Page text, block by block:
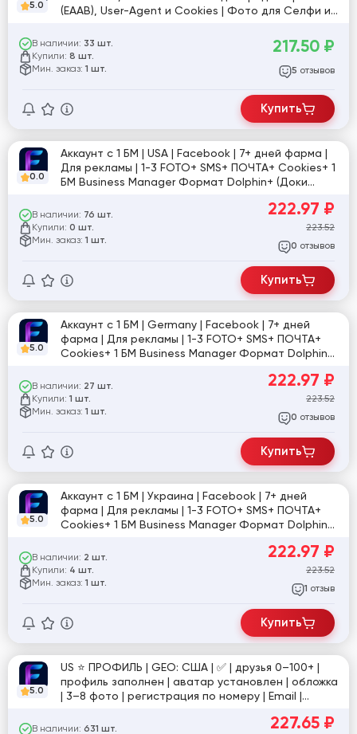
5.0
(EAAB), User-Agent и Cookies | Фото для Селфи и
заполнен | Аватар и обложка | 0–20 друзей | Вход
через антидетект браузер и USA IP
В наличии: 33 шт.
Купили: 8 шт.
Мин. заказ: 1 шт.
217.50 ₽
5 отзывов
Купить
0.0
Аккаунт с 1 БМ | USA | Facebook | 7+ дней фарма |
Для рекламы | 1-3 FOTO+ SMS+ ПОЧТА+ Cookies+ 1
БМ Business Manager Формат Dolphin+ (Доки
В наличии: 76 шт.
Купили: 0 шт.
Мин. заказ: 1 шт.
222.97 ₽
223.52
0 отзывов
Купить
5.0
Аккаунт с 1 БМ | Germany | Facebook | 7+ дней
фарма | Для рекламы | 1-3 FOTO+ SMS+ ПОЧТА+
Cookies+ 1 БМ Business Manager Формат Dolphin+
В наличии: 27 шт.
Купили: 1 шт.
Мин. заказ: 1 шт.
222.97 ₽
223.52
0 отзывов
Купить
5.0
Аккаунт с 1 БМ | Украина | Facebook | 7+ дней
фарма | Для рекламы | 1-3 FOTO+ SMS+ ПОЧТА+
Cookies+ 1 БМ Business Manager Формат Dolphin+
В наличии: 2 шт.
Купили: 4 шт.
Мин. заказ: 1 шт.
222.97 ₽
223.52
1 отзыв
Купить
5.0
US ⭐️ ПРОФИЛЬ | GEO: США | ✅ | друзья 0–100+ |
профиль заполнен | аватар установлен | обложка
| 3–8 фото | регистрация по номеру | Email |
для подтверждения в комплекте | №sup
В наличии: 631 шт. 227.65 ₽